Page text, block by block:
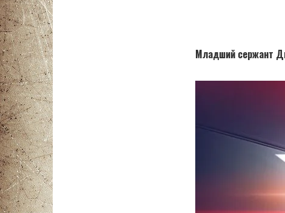
Младший сержант